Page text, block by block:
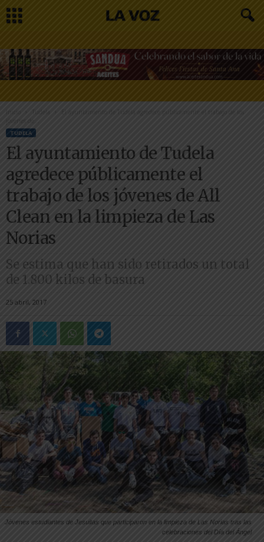
Inicio Tudela
El ayuntamiento de Tudela agredece públicamente el trabajo de los
jóvenes de...
TUDELA
El ayuntamiento de Tudela
agredece públicamente el
trabajo de los jóvenes de All
Clean en la limpieza de Las
Norias
Se estima que han sido retirados un total
de 1.800 kilos de basura
25 abril, 2017
Jóvenes estudiantes de Jesuitas que participaron en la limpieza de Las Norias tras las
celebraciones del Día del Ángel